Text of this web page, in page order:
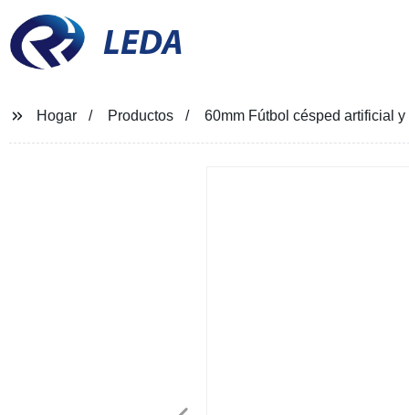
LEDA
Hogar Productos 60mm Fútbol césped artificial